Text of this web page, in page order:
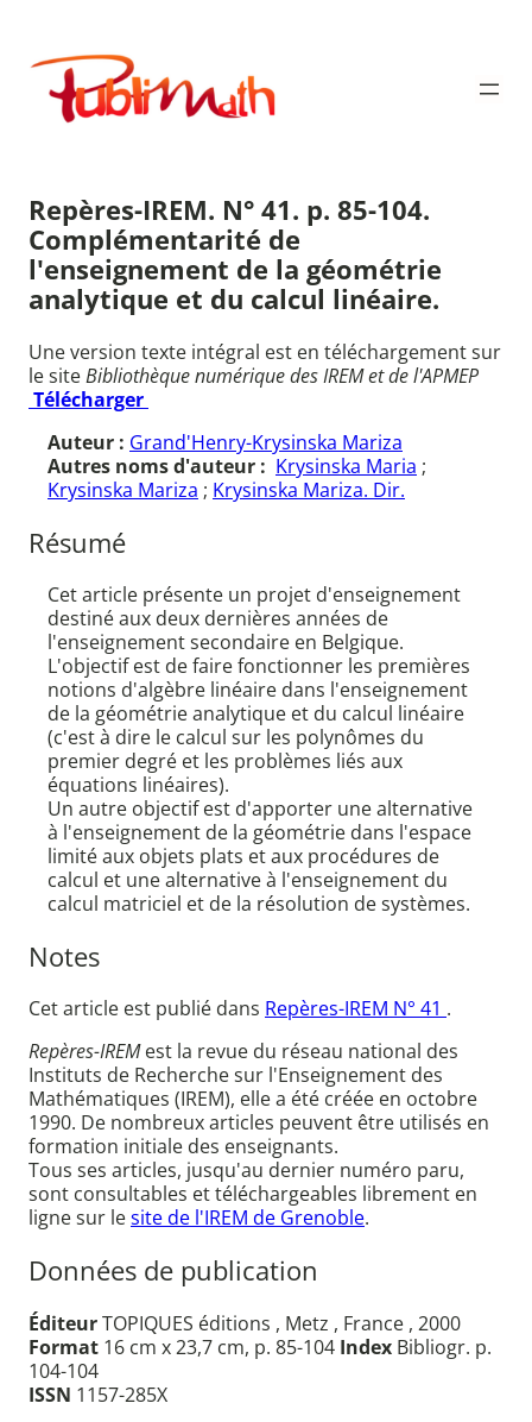
contenu
Publimath
Repères-IREM. N° 41. p. 85-104.
Complémentarité de
l'enseignement de la géométrie
analytique et du calcul linéaire.
Une version texte intégral est en téléchargement sur
le siteBibliothèque numérique des IREM et de l'APMEP
Télécharger
Auteur : Grand'Henry-Krysinska Mariza
Autres noms d'auteur : Krysinska Maria ;
Krysinska Mariza ; Krysinska Mariza. Dir.
Résumé
Cet article présente un projet d'enseignement
destiné aux deux dernières années de
l'enseignement secondaire en Belgique.
L'objectif est de faire fonctionner les premières
notions d'algèbre linéaire dans l'enseignement
de la géométrie analytique et du calcul linéaire
(c'est à dire le calcul sur les polynômes du
premier degré et les problèmes liés aux
équations linéaires).
Un autre objectif est d'apporter une alternative
à l'enseignement de la géométrie dans l'espace
limité aux objets plats et aux procédures de
calcul et une alternative à l'enseignement du
calcul matriciel et de la résolution de systèmes.
Notes
Cet article est publié dans Repères-IREM N° 41 .
Repères-IREMest la revue du réseau national des
Instituts de Recherche sur l'Enseignement des
Mathématiques (IREM), elle a été créée en octobre
1990. De nombreux articles peuvent être utilisés en
formation initiale des enseignants.
Tous ses articles, jusqu'au dernier numéro paru,
sont consultables et téléchargeables librement en
ligne sur lesite de l'IREM de Grenoble.
Données de publication
ÉditeurTOPIQUES éditions , Metz , France , 2000
Format 16 cm x 23,7 cm, p. 85-104 Index Bibliogr. p.
104-104
ISSN 1157-285X